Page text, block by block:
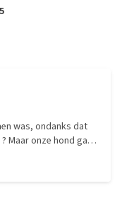
was, ondanks dat
Maar onze hond gaat
ook tevreden.